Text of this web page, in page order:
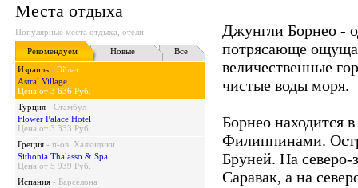
Места отдыха
Популярные места отдыха, отели
Рекомендуем
Новые
Все
Израиль - Эйлат
Astral Village
Цена от 3 636 Руб.
Турция - Стамбул
Flower Palace Hotel
Цена от 3 333 Руб.
Греция - п-ов. Халкидики
Sithonia Thalasso & Spa
Цена от 5 939 Руб.
Испания - Барселона
Джунгли Борнео -
потрясающе
величественные
чистые воды моря.
Борнео
Филиппинами.
Бруней. На
Саравак, а на